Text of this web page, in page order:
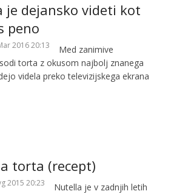
je dejansko videti kot
peno
2016 20:13
Med zanimive
torta z okusom najbolj znanega
videla preko televizijskega ekrana
torta (recept)
2015 20:23
Nutella je v zadnjih letih